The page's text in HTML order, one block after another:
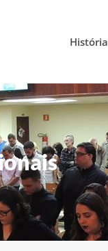
História